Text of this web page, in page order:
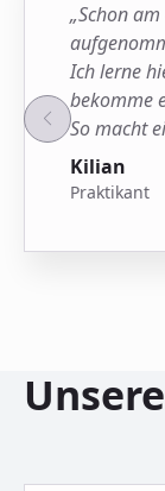
„Schon
Ich lerne
bekomme
So macht
Kilian
Praktikant